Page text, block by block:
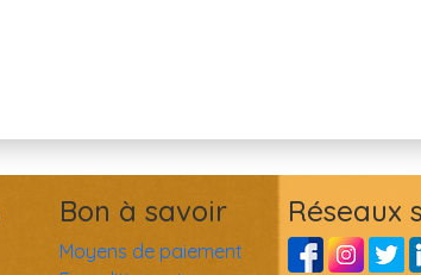
Bon à savoir
Moyens de paiement
Réseaux